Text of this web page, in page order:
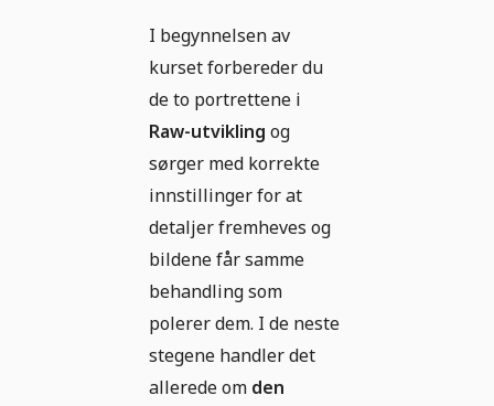
I begynnelsen av
kurset forbereder du
de to portrettene i
Raw-utvikling og
sørger med korrekte
innstillinger for at
detaljer fremheves og
bildene får samme
behandling som
polerer dem. I de neste
stegene handler det
allerede om den